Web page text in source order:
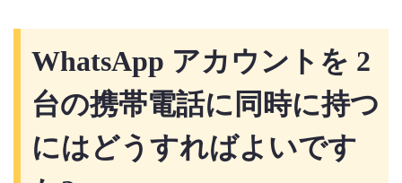
WhatsApp アカウントを 2
台の携帯電話に同時に持つ
にはどうすればよいです